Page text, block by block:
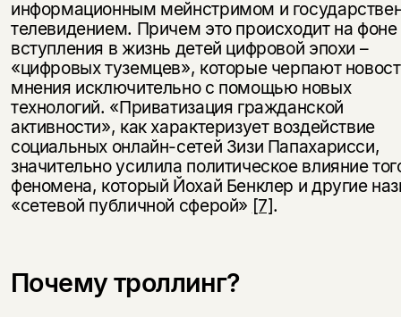
информационным мейнстримом и
телевидением. Причем это происходит на фоне
вступления в жизнь детей цифровой эпохи –
«цифровых туземцев», которые черпают
мнения исключительно с помощью новых
технологий. «Приватизация гражданской
активности», как характеризует воздействие
социальных онлайн-сетей Зизи Папахарисси,
значительно усилила политическое влияние
феномена, который Йохай Бенклер и другие
«сетевой публичной сферой» [7].
Почему троллинг?